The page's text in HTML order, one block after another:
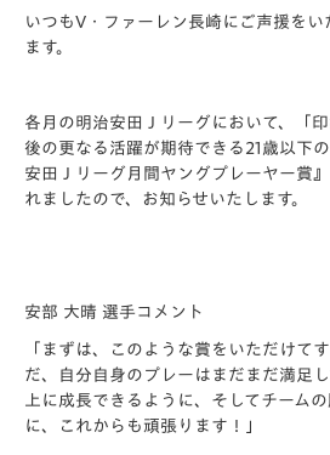
いつもV・ファーレン長崎にご声援を
ます。
各月の明治安田Ｊリーグにおいて、「
後の更なる活躍が期待できる21歳以下
安田Ｊリーグ月間ヤングプレーヤー賞
れましたので、お知らせいたします。
安部 大晴 選手コメント
「まずは、このような賞をいただけて
だ、自分自身のプレーはまだまだ満足
上に成長できるように、そしてチーム
に、これからも頑張ります！」